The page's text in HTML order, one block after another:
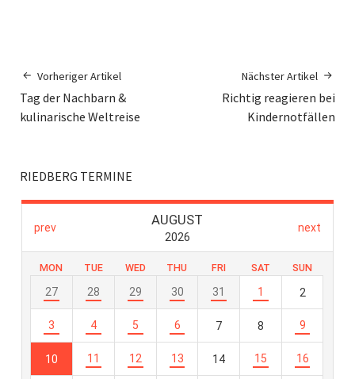
Vorheriger Artikel
Tag der Nachbarn &
kulinarische Weltreise
Nächster Artikel
Richtig reagieren bei
Kindernotfällen
RIEDBERG TERMINE